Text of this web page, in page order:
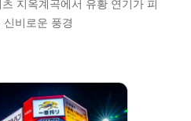
지옥계곡에서 유황 연기가 피
신비로운 풍경